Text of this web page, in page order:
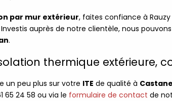
par mur extérieur, faites confiance à
Investis auprès de notre clientèle, nous
.
thermique extérieure,
un peu plus sur votre ITE de qualité à
65 24 58 ou via le formulaire de contact de